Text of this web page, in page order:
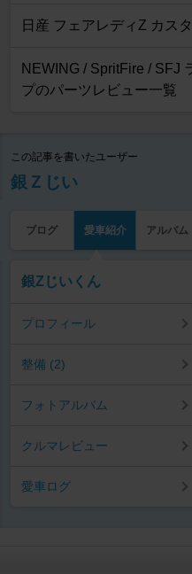
日産 フェアレディZ カス
NEWING / SpritFire / SFJ
プのパーツレビュー一覧
この記事を書いたユーザー
銀Ｚじい
ブログ 愛車紹介 アルバム
銀Zじいくん
プロフィール
整備 (2)
フォトアルバム
クルマレビュー
愛車ログ